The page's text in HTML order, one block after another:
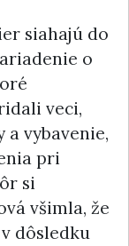
siahajú do
o
veci,
a vybavenie,
pri
si
všimla, že
dôsledku